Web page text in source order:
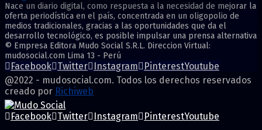
Nace un diario digital, como respuesta a la necesidad de mejorar la
oferta periodística en el país, concentrada en un oligopolio de
medios tradicionales, gracias a las oportunidades que da el
desarrollo tecnológico, es posible impulsar una prensa alternativa
© Empresa Editora Mudo Social S.R.L. Direccion Virtual:
mudosocial.com Lima 13 - Perú
Facebook Twitter Instagram PinterestYoutube
@2022 - mudosocial.com. Todos los derechos reservados
creado por Richiweb
Facebook Twitter Instagram PinterestYoutube